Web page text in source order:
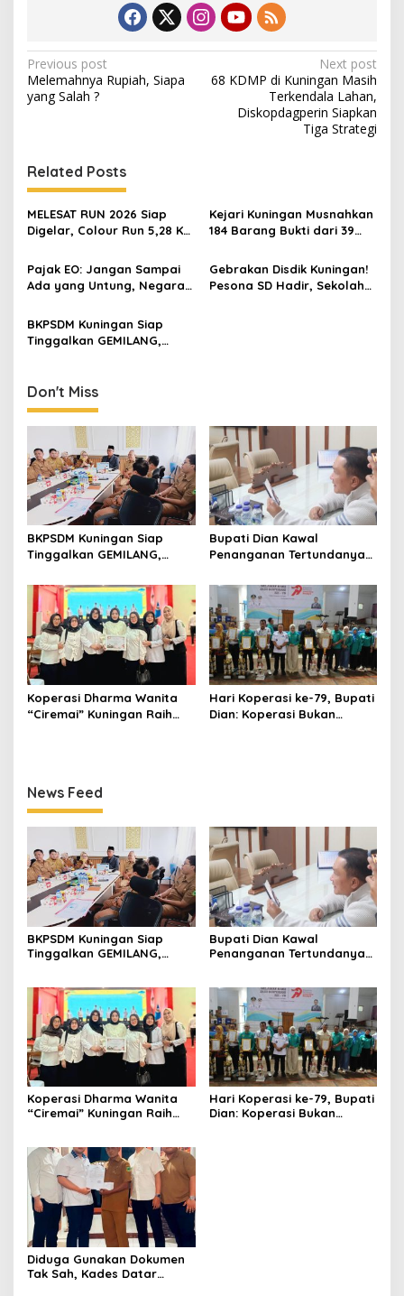
Post
navigation
Previous post
Melemahnya Rupiah, Siapa
yang Salah ?
Next post
68 KDMP di Kuningan Masih
Terkendala Lahan,
Diskopdagperin Siapkan
Tiga Strategi
Related Posts
MELESAT RUN 2026 Siap
Digelar, Colour Run 5,28 Km
dan Promosi Kuningan
Kejari Kuningan Musnahkan
184 Barang Bukti dari 39
Direbus agar Tak Bisa
Digunakan Lagi
Pajak EO: Jangan Sampai
Ada yang Untung, Negara
Gebrakan Disdik Kuningan!
Pesona SD Hadir, Sekolah
BKPSDM Kuningan Siap
Tinggalkan GEMILANG,
ASN
Don't Miss
BKPSDM Kuningan Siap
Tinggalkan GEMILANG,
untuk Perkuat Sistem Merit
ASN
Bupati Dian Kawal
Penanganan Tertundanya
Umrah Kuningan, Minta Hak
Jemaah Dipenuhi
Koperasi Dharma Wanita
“Ciremai” Kuningan Raih
Hari Koperasi ke-79, Bupati
Dian: Koperasi Bukan
News Feed
BKPSDM Kuningan Siap
Tinggalkan GEMILANG,
ASN
Bupati Dian Kawal
Penanganan Tertundanya
Jemaah Dipenuhi
Koperasi Dharma Wanita
“Ciremai” Kuningan Raih
Hari Koperasi ke-79, Bupati
Dian: Koperasi Bukan
Diduga Gunakan Dokumen
Tak Sah, Kades Datar